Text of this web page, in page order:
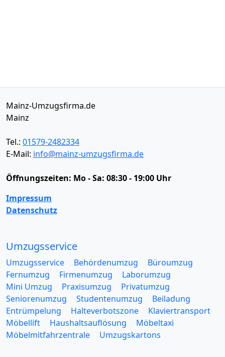
Mainz-Umzugsfirma.de
Mainz
Tel.: 01579-2482334
E-Mail: info@mainz-umzugsfirma.de
Öffnungszeiten: Mo - Sa: 08:30 - 19:00 Uhr
Impressum
Datenschutz
Umzugsservice
Umzugsservice Behördenumzug
Büroumzug
Fernumzug
Firmenumzug
Laborumzug
Mini Umzug
Praxisumzug
Privatumzug
Seniorenumzug
Studentenumzug
Beiladung
Entrümpelung
Halteverbotszone
Klaviertransport
Möbellift
Haushaltsauflösung
Möbeltaxi
Möbelmitfahrzentrale
Umzugskartons